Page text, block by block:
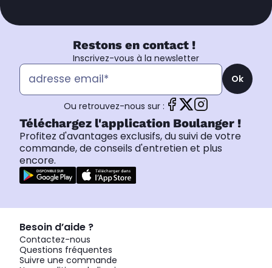
Restons en contact !
Inscrivez-vous à la newsletter
Ok
Ou retrouvez-nous sur :
Téléchargez l'application Boulanger !
Profitez d'avantages exclusifs, du suivi de votre
commande, de conseils d'entretien et plus
encore.
Besoin d’aide ?
Contactez-nous
Questions fréquentes
Suivre une commande